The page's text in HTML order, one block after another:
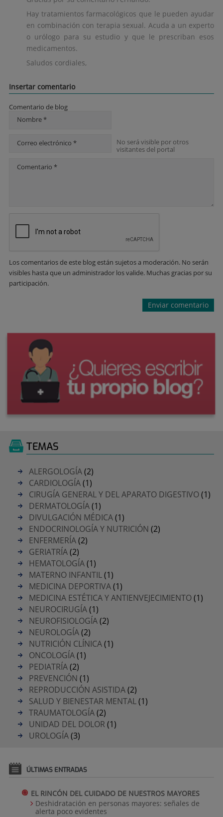
Hay tratamientos farmacológicos que le pueden ayudar
en combinación con terapia sexual. Acuda a un experto
o urólogo para su estudio y que le prescriban esos
medicamentos.
Saludos cordiales,
Insertar comentario
Comentario de blog
Nombre *
Correo electrónico *
No será visible por otros
visitantes del portal
Comentario *
Los comentarios de este blog están sujetos a moderación. No serán
visibles hasta que un administrador los valide. Muchas gracias por su
participación.
TEMAS
ALERGOLOGÍA(2)
CARDIOLOGÍA(1)
CIRUGÍA GENERAL Y DEL APARATO DIGESTIVO(1)
DERMATOLOGÍA(1)
DIVULGACIÓN MÉDICA(1)
ENDOCRINOLOGÍA Y NUTRICIÓN (2)
ENFERMERÍA(2)
GERIATRÍA(2)
HEMATOLOGÍA(1)
MATERNO INFANTIL(1)
MEDICINA DEPORTIVA(1)
MEDICINA ESTÉTICA Y ANTIENVEJECIMIENTO(1)
NEUROCIRUGÍA(1)
NEUROFISIOLOGÍA(2)
NEUROLOGÍA(2)
NUTRICIÓN CLÍNICA(1)
ONCOLOGÍA(1)
PEDIATRÍA(2)
PREVENCIÓN (1)
REPRODUCCIÓN ASISTIDA(2)
SALUD Y BIENESTAR MENTAL(1)
TRAUMATOLOGÍA(2)
UNIDAD DEL DOLOR(1)
UROLOGÍA(3)
ÚLTIMAS ENTRADAS
EL RINCÓN DEL CUIDADO DE NUESTROS MAYORES
Deshidratación en personas mayores: señales de
alerta poco evidentes